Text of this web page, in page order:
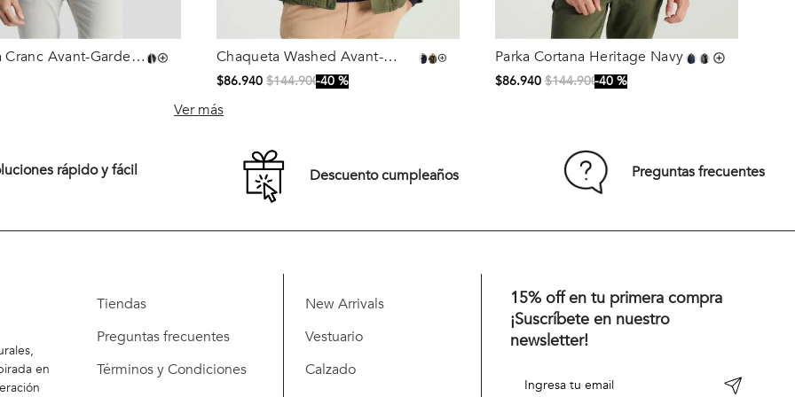
Cranc Avant-Garde
Chaqueta Washed Avant-
Garde Military
$86.940 $144.90040 %
Talla
L
Parka Cortana Heritage Navy
$86.940 $144.90040 %
Talla
L
Comprar
Ver más
rápido y fácil Descuento cumpleaños Preguntas frecuentes
en
Tiendas
Preguntas frecuentes
Términos y Condiciones
New Arrivals
Vestuario
Calzado
15% off en tu primera compra
¡Suscríbete en nuestro
newsletter!